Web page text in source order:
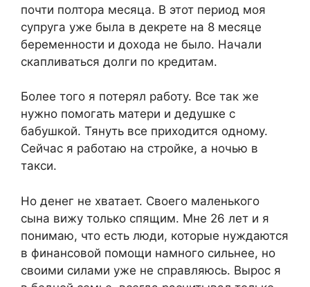
почти полтора месяца. В этот период моя
супруга уже была в декрете на 8 месяце
беременности и дохода не было. Начали
скапливаться долги по кредитам.
Более того я потерял работу. Все так же
нужно помогать матери и дедушке с
бабушкой. Тянуть все приходится одному.
Сейчас я работаю на стройке, а ночью в
такси.
Но денег не хватает. Своего маленького
сына вижу только спящим. Мне 26 лет и я
понимаю, что есть люди, которые нуждаются
в финансовой помощи намного сильнее, но
своими силами уже не справляюсь. Вырос я